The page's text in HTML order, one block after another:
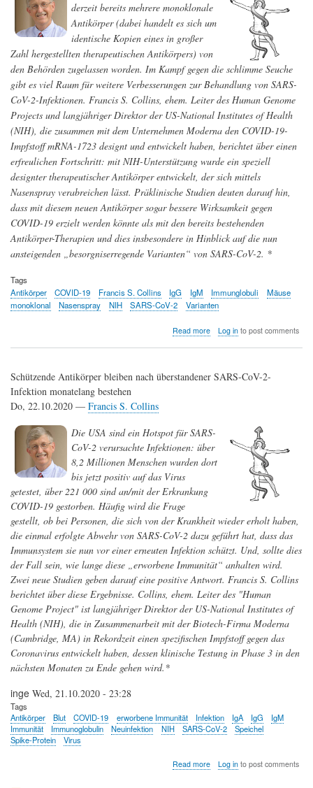
derzeit bereits mehrere monoklonale
Antikörper (dabei handelt es sich um
identische Kopien eines in großer
Zahl hergestellten therapeutischen Antikörpers) von
den Behörden zugelassen worden. Im Kampf gegen die schlimme Seuche
gibt es viel Raum für weitere Verbesserungen zur Behandlung von SARS-
CoV-2-Infektionen. Francis S. Collins, ehem. Leiter des Human Genome
Projects und langjähriger Direktor der US-National Institutes of Health
(NIH), die zusammen mit dem Unternehmen Moderna den COVID-19-
Impfstoff mRNA-1723 designt und entwickelt haben, berichtet über einen
erfreulichen Fortschritt: mit NIH-Unterstützung wurde ein speziell
designter therapeutischer Antikörper entwickelt, der sich mittels
Nasenspray verabreichen lässt. Präklinische Studien deuten darauf hin,
dass mit diesem neuen Antikörper sogar bessere Wirksamkeit gegen
COVID-19 erzielt werden könnte als mit den bereits bestehenden
Antikörper-Therapien und dies insbesondere in Hinblick auf die nun
ansteigenden „besorgniserregende Varianten“ von SARS-CoV-2. *
Tags
Antikörper
COVID-19 Francis S. Collins IgG IgM Immunglobuli
Mäuse
monoklonal
Nasenspray NIH SARS-CoV-2 Varianten
Read moreabout
ihrem
Nasenspray
mit
Designer-
2
Log into post comments
Schützende Antikörper bleiben nach überstandener SARS-CoV-2-
Infektion monatelang bestehen
Do, 22.10.2020 — Francis S. Collins
Die USA sind ein Hotspot für SARS-
CoV-2 verursachte Infektionen: über
8,2 Millionen Menschen wurden dort
bis jetzt positiv auf das Virus
getestet, über 221 000 sind an/mit der Erkrankung
COVID-19 gestorben. Häufig wird die Frage
gestellt, ob bei Personen, die sich von der Krankheit wieder erholt haben,
die einmal erfolgte Abwehr von SARS-CoV-2 dazu geführt hat, dass das
Immunsystem sie nun vor einer erneuten Infektion schützt. Und, sollte dies
der Fall sein, wie lange diese „erworbene Immunität“ anhalten wird.
Zwei neue Studien geben darauf eine positive Antwort. Francis S. Collins
berichtet über diese Ergebnisse. Collins, ehem. Leiter des "Human
Genome Project" ist langjähriger Direktor der US-National Institutes of
Health (NIH), die in Zusammenarbeit mit der Biotech-Firma Moderna
(Cambridge, MA) in Rekordzeit einen spezifischen Impfstoff gegen das
Coronavirus entwickelt haben, dessen klinische Testung in Phase 3 in den
nächsten Monaten zu Ende gehen wird.*
inge Wed, 21.10.2020 - 23:28
Tags
Antikörper
Blut COVID-19 erworbene Immunität Infektion IgA IgG
IgM
Immunität
Immunoglobulin Neuinfektion NIH SARS-CoV-2
Speichel
Spike-Protein
Virus
Read moreabout
Log into post comments